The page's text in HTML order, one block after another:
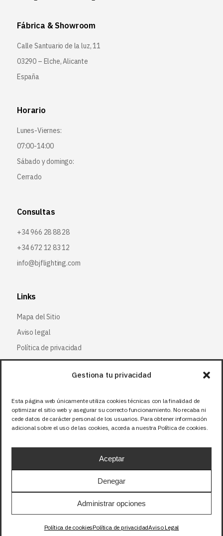
Gestiona tu privacidad
Esta página web únicamente utiliza cookies técnicas con la finalidad de
optimizar el sitio web y asegurar su correcto funcionamiento. No recaba ni
cede datos de carácter personal de los usuarios. Para obtener información
adicional sobre el uso de las cookies, acceda a nuestra Política de cookies.
Aceptar
Denegar
Administrar opciones
Política de cookiesPolítica de privacidadAviso Legal
Fábrica & Showroom
Calle Santuario de la luz, 11
03290 – Elche, Alicante
España
Horario
Lunes-Viernes:
07:00-14:00
Sábado y domingo:
Cerrado
Consultas
+34 966 28 88 28
+34 672 12 83 12
info@bjflighting.com
Links
Mapa del Sitio
Aviso legal
Política de privacidad
Política de cookies
Síguenos
Facebook
X (Twitter)
Instagram
Precios sin IVA (21%). Tasa RAEE incluida en
aquellos productos que corresponda.